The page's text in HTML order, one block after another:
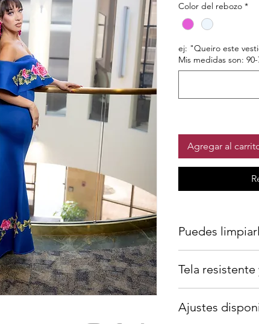
Color del rebozo *
ej: "Queiro este
Mis medidas son:
Agregar al
Puedes
en la lavadora en
Tela
Ajustes